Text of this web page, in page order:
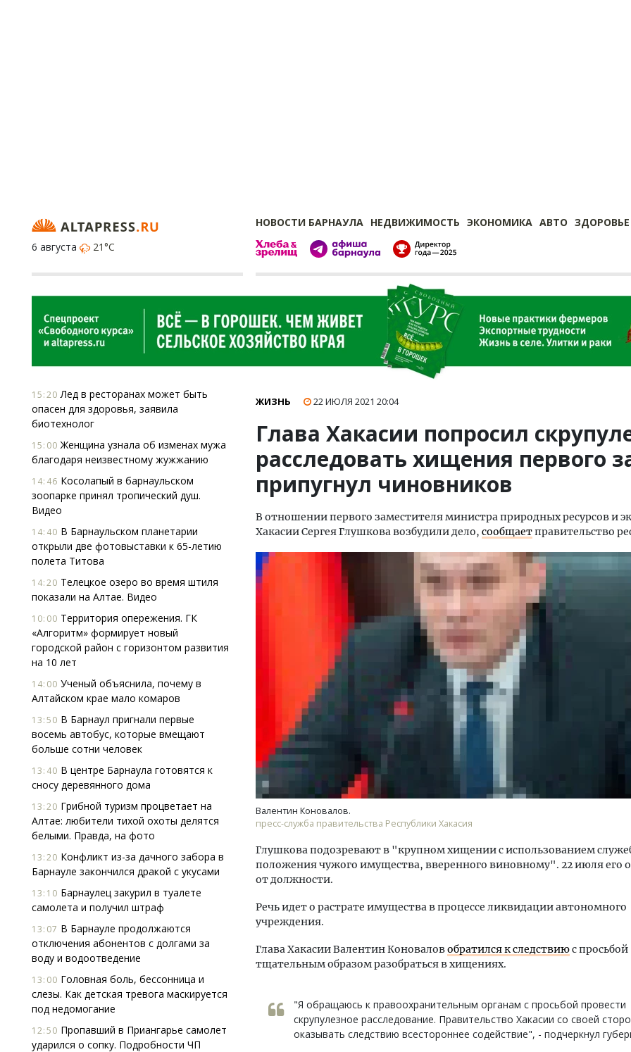
НОВОСТИ БАРНАУЛА НЕДВИЖИМОСТЬ ЭКОНОМИКА АВТО ЗДОРОВЬЕ
6 августа
21°C
15:20 Лед в ресторанах может быть
опасен для здоровья, заявила
биотехнолог
15:00 Женщина узнала об изменах мужа
благодаря неизвестному жужжанию
14:46 Косолапый в барнаульском
зоопарке принял тропический душ.
Видео
14:40 В Барнаульском планетарии
открыли две фотовыставки к 65-летию
полета Титова
14:20 Телецкое озеро во время штиля
показали на Алтае. Видео
10:00 Территория опережения. ГК
«Алгоритм» формирует новый
городской район с горизонтом развития
на 10 лет
14:00 Ученый объяснила, почему в
Алтайском крае мало комаров
13:50 В Барнаул пригнали первые
восемь автобус, которые вмещают
больше сотни человек
13:40 В центре Барнаула готовятся к
сносу деревянного дома
13:20 Грибной туризм процветает на
Алтае: любители тихой охоты делятся
белыми. Правда, на фото
13:20 Конфликт из-за дачного забора в
Барнауле закончился дракой с укусами
13:10 Барнаулец закурил в туалете
самолета и получил штраф
13:07 В Барнауле продолжаются
отключения абонентов с долгами за
воду и водоотведение
13:00 Головная боль, бессонница и
слезы. Как детская тревога маскируется
под недомогание
12:50 Пропавший в Приангарье самолет
ударился о сопку. Подробности ЧП
ЖИЗНЬ 22 ИЮЛЯ 2021 20:04
Глава Хакасии попросил
расследовать хищения первого
припугнул чиновников
В отношении первого заместителя министра природных ресурсов и
Хакасии Сергея Глушкова возбудили дело, сообщаетправительство
Валентин Коновалов.
пресс-служба правительства Республики Хакасия
Глушкова подозревают в "крупном хищении с использованием
положения чужого имущества, вверенного виновному". 22 июля его
от должности.
Речь идет о растрате имущества в процессе ликвидации автономного
учреждения.
Глава Хакасии Валентин Коноваловобратился к следствиюс просьбой
тщательным образом разобраться в хищениях.
"Я обращаюсь к правоохранительным органам с просьбой провести
скрупулезное расследование. Правительство Хакасии со своей
оказывать следствию всестороннее содействие", - подчеркнул
Двухуровневые номера и вид на горы.
Каким будет новый апарт-отель
«Белкур» в Белокурихе
ДОМА И КВАРТИРЫ
трендах в фасадах и